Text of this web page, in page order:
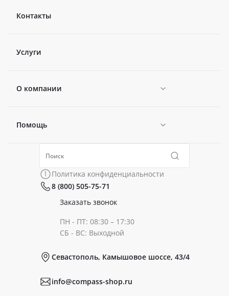
Контакты
Услуги
О компании
Новости
Политика конфиденциальности
Помощь
Коллекции
Политика конфиденциальности
8 (800) 505-75-71
Заказать звонок
ПН - ПТ: 08:30 – 17:30
СБ - ВС: Выходной
Севастополь, Камышовое шоссе, 43/4
info@compass-shop.ru